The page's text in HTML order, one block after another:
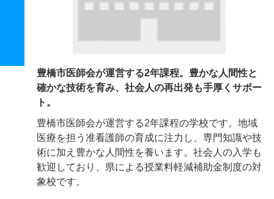
豊橋市医師会が運営する2年課程。豊かな人間性と
確かな技術を育み、社会人の再出発も手厚くサポー
ト。
豊橋市医師会が運営する2年課程の学校です。地域
医療を担う准看護師の育成に注力し、専門知識や技
術に加え豊かな人間性を養います。社会人の入学も
歓迎しており、県による授業料軽減補助金制度の対
象校です。